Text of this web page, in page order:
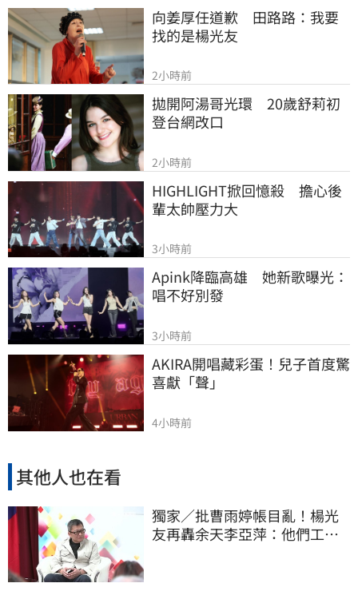
向姜厚任道歉　田路路：我要
找的是楊光友
2小時前
拋開阿湯哥光環　20歲舒莉初
登台網改口
2小時前
HIGHLIGHT掀回憶殺　擔心後
輩太帥壓力大
3小時前
Apink降臨高雄　她新歌曝光：
唱不好別發
3小時前
AKIRA開唱藏彩蛋！兒子首度驚
喜獻「聲」
4小時前
其他人也在看
獨家／批曹雨婷帳目亂！楊光
友再轟余天李亞萍：他們工會